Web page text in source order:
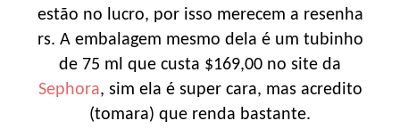
estão no lucro, por isso merecem a resenha
rs. A embalagem mesmo dela é um tubinho
de 75 ml que custa $169,00 no site da
Sephora, sim ela é super cara, mas acredito
(tomara) que renda bastante.